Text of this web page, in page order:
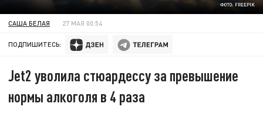
ФОТО: FREEPIK
САША БЕЛАЯ 27 МАЯ 00:54
ПОДПИШИТЕСЬ:
Jet2 уволила стюардессу за превышение
нормы алкоголя в 4 раза